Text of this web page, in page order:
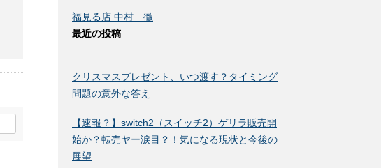
福見る店 中村 徹
最近の投稿
クリスマスプレゼント、いつ渡す？タイミング
問題の意外な答え
【速報？】switch2（スイッチ2）ゲリラ販売開
始か？転売ヤー涙目？！気になる現状と今後の
展望